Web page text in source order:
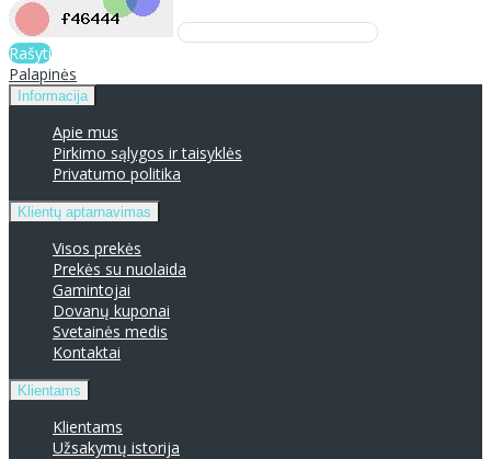
Rašyti
Palapinės
Informacija
Apie mus
Pirkimo sąlygos ir taisyklės
Privatumo politika
Klientų aptarnavimas
Visos prekės
Prekės su nuolaida
Gamintojai
Dovanų kuponai
Svetainės medis
Kontaktai
Klientams
Klientams
Užsakymų istorija